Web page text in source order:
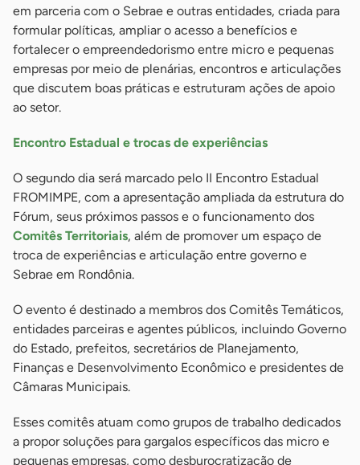
em parceria com o Sebrae e outras entidades, criada para
formular políticas, ampliar o acesso a benefícios e
fortalecer o empreendedorismo entre micro e pequenas
empresas por meio de plenárias, encontros e articulações
que discutem boas práticas e estruturam ações de apoio
ao setor.
Encontro Estadual e trocas de experiências
O segundo dia será marcado pelo II Encontro Estadual
FROMIMPE, com a apresentação ampliada da estrutura do
Fórum, seus próximos passos e o funcionamento dos
Comitês Territoriais, além de promover um espaço de
troca de experiências e articulação entre governo e
Sebrae em Rondônia.
O evento é destinado a membros dos Comitês Temáticos,
entidades parceiras e agentes públicos, incluindo Governo
do Estado, prefeitos, secretários de Planejamento,
Finanças e Desenvolvimento Econômico e presidentes de
Câmaras Municipais.
Esses comitês atuam como grupos de trabalho dedicados
a propor soluções para gargalos específicos das micro e
pequenas empresas, como desburocratização de